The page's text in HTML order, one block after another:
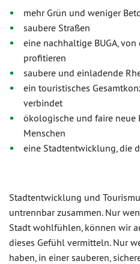
mehr Grün und weniger
saubere Straßen
eine nachhaltige BUGA,
profitieren
saubere und einladende
ein touristisches
verbindet
ökologische und faire neue
Menschen
eine Stadtentwicklung, die
Stadtentwicklung und
untrennbar zusammen. Nur
Stadt wohlfühlen, können wir
dieses Gefühl vermitteln. Nur
haben, in einer sauberen,